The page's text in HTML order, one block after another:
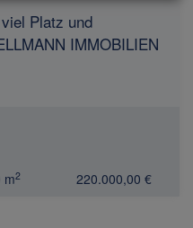
Platz und
IMMOBILIEN
m2 220.000,00 €